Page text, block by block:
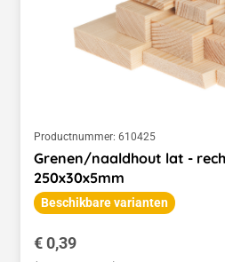
Productnummer: 610425
Grenen/naaldhout lat -
250x30x5mm
Beschikbare varianten
Normale prijs:
€ 0,39